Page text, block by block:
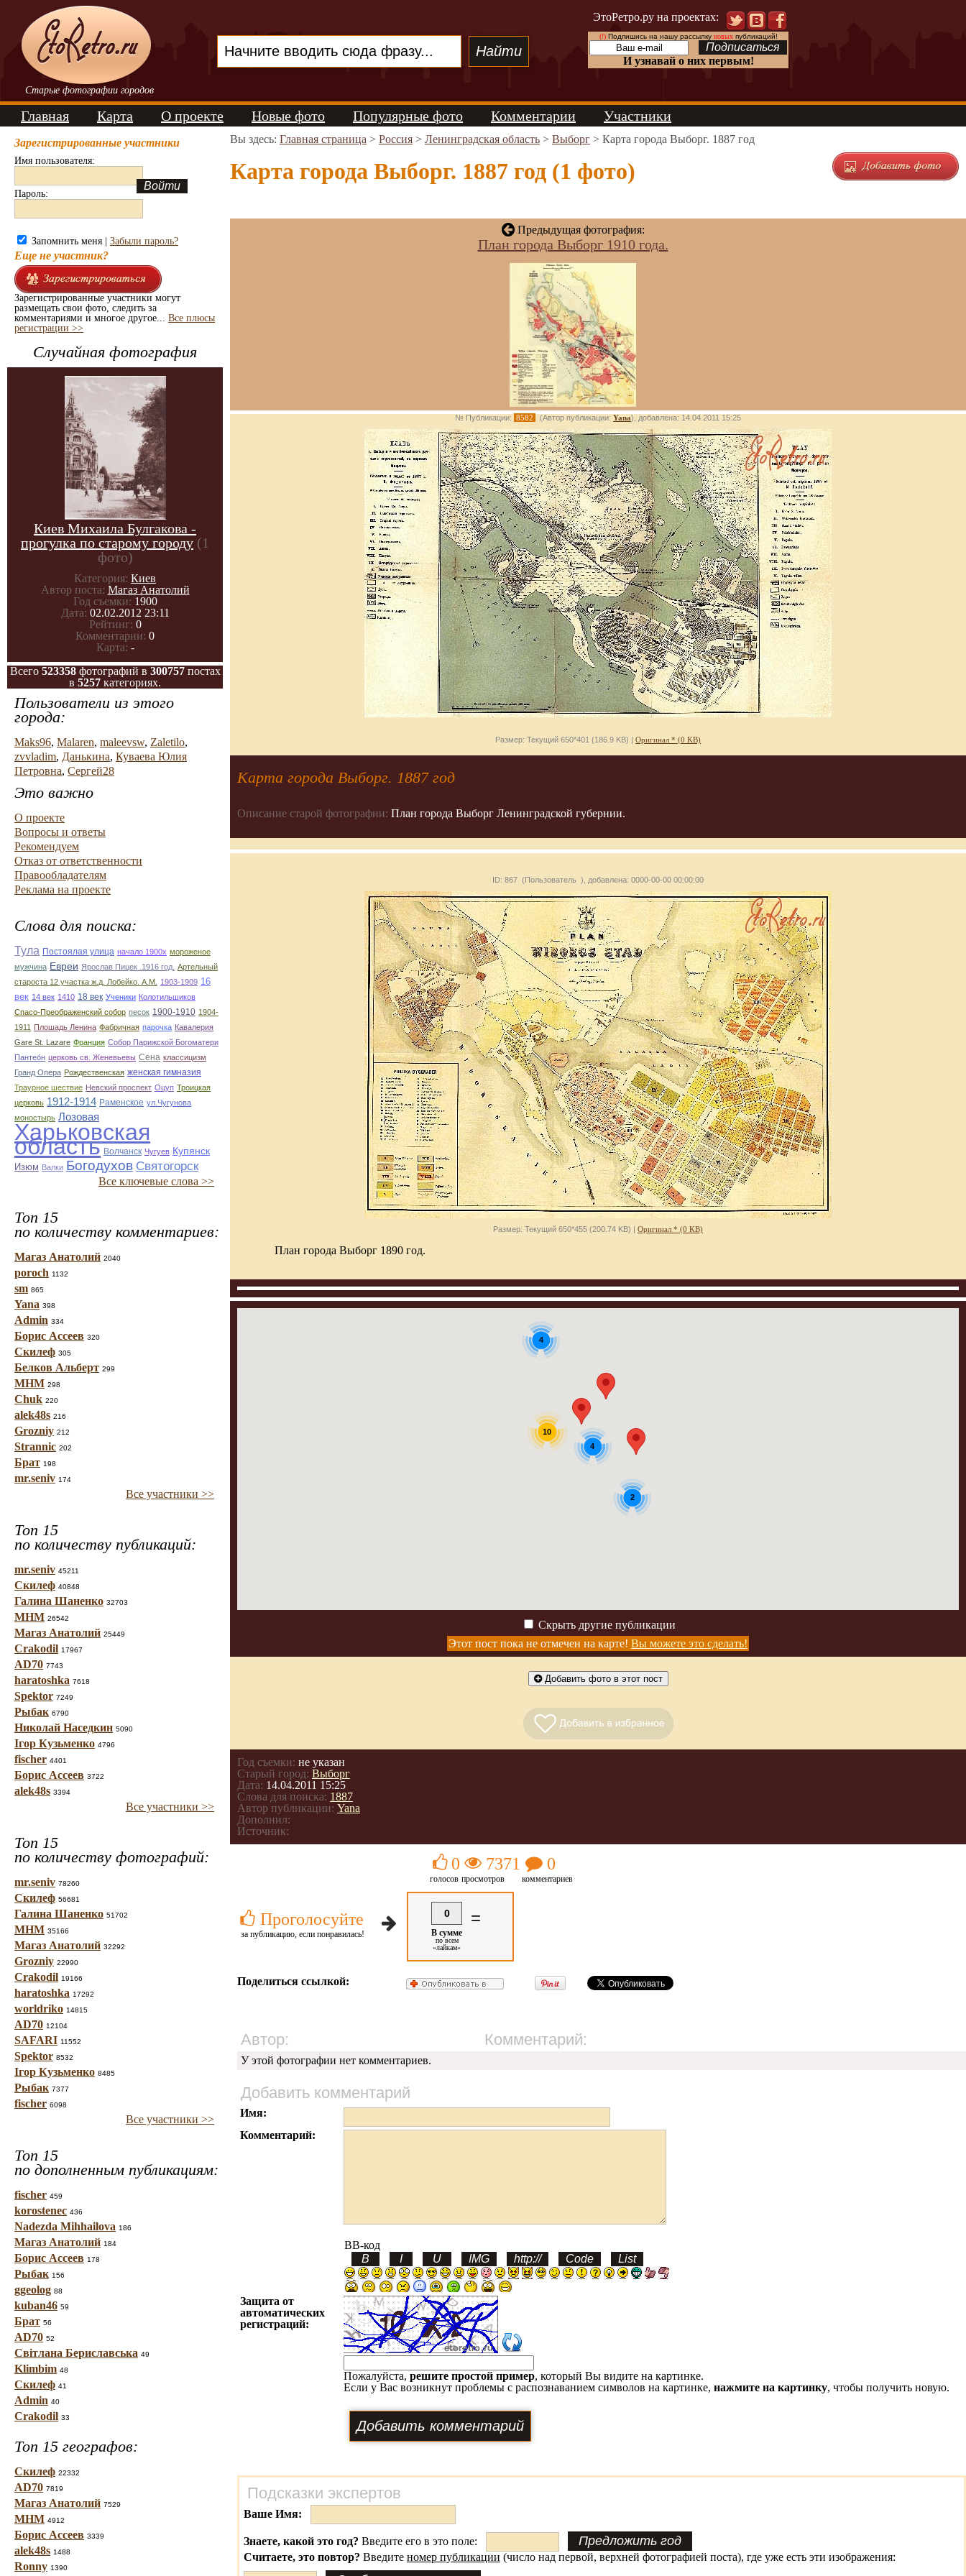
Старые фотографии городов
ЭтоРетро.ру на проектах:
(!)Подпишись на нашу рассылку новыхпубликаций!
И узнавай о них первым!
Главная Карта О проекте Новые фото Популярные фото Комментарии Участники
Зарегистрированные участники
Имя пользователя:
Пароль:
Запомнить меня | Забыли пароль?
Еще не участник?
Зарегистрированные участники могут
размещать свои фото, следить за
комментариями и многое другое... Все плюсы
регистрации >>
Случайная фотография
Киев Михаила Булгакова -
прогулка по старому городу (1
фото)
Категория: Киев
Автор поста: Магаз Анатолий
Год съемки: 1900
Дата: 02.02.2012 23:11
Рейтинг: 0
Комментарии: 0
Карта: -
Всего 523358фотографий в 300757постах
в 5257 категориях.
Пользователи из этого
города:
Maks96, Malaren, maleevsw, Zaletilo,
zvvladim, Данькина, Куваева Юлия
Петровна, Сергей28
Это важно
О проекте
Вопросы и ответы
Рекомендуем
Отказ от ответственности
Правообладателям
Реклама на проекте
Слова для поиска:
Тула Постоялая улица начало 1900х мороженое
мужчина Евреи Ярослав Пицек .1916 год. Артельный
староста 12 участка ж.д. Лобейко. А.М.
1903-1909 16
век 14 век 1410 18 век Ученики Колотильшиков
Спасо-Преображенский собор песок 1900-1910 1904-
1911 Плошадь Ленина Фабричная парочка Кавалерия
Gare St. Lazare Франция Собор Парижской Богоматери
Пантео́н церковь св. Женевьевы Сена классицизм
Гранд Опера Рождественская женская гимназия
Траурное шествие Невский проспект Оцуп Троицкая
церковь 1912-1914 Раменское ул.Чугунова
моностырь Лозовая
Харьковская
область Волчанск Чугуев Купянск
Изюм Валки Богодухов Святогорск
Все ключевые слова >>
Топ 15
по количеству комментариев:
Магаз Анатолий 2040
poroch 1132
sm 865
Yana 398
Admin 334
Борис Ассеев 320
Скилеф 305
Белков Альберт 299
МНМ 298
Chuk 220
alek48s 216
Grozniy 212
Strannic 202
Брат 198
mr.seniv 174
Все участники >>
Топ 15
по количеству публикаций:
mr.seniv 45211
Скилеф 40848
Галина Шаненко 32703
МНМ 26542
Магаз Анатолий 25449
Crakodil 17967
AD70 7743
haratoshka 7618
Spektor 7249
Рыбак 6790
Николай Наседкин 5090
Ігор Кузьменко 4796
fischer 4401
Борис Ассеев 3722
alek48s 3394
Все участники >>
Топ 15
по количеству фотографий:
mr.seniv 78260
Скилеф 56681
Галина Шаненко 51702
МНМ 35166
Магаз Анатолий 32292
Grozniy 22990
Crakodil 19166
haratoshka 17292
worldriko 14815
AD70 12104
SAFARI 11552
Spektor 8532
Ігор Кузьменко 8485
Рыбак 7377
fischer 6098
Все участники >>
Топ 15
по дополненным публикациям:
fischer 459
korostenec 436
Nadezda Mihhailova 186
Магаз Анатолий 184
Борис Ассеев 178
Рыбак 156
ggeolog 88
kuban46 59
Брат 56
AD70 52
Світлана Бериславська 49
Klimbim 48
Скилеф 41
Admin 40
Crakodil 33
Топ 15 географов:
Скилеф 22332
AD70 7819
Магаз Анатолий 7529
МНМ 4912
Борис Ассеев 3339
alek48s 1488
Ronny 1390
Вы здесь: Главная страница > Россия > Ленинградская область > Выборг > Карта города Выборг. 1887 год
Карта города Выборг. 1887 год (1 фото)
Предыдущая фотография:
План города Выборг 1910 года.
№ Публикации: 8582 (Автор публикации: Yana), добавлена: 14.04.2011 15:25
Размер: Текущий 650*401 (186.9 KB) | Оригинал * (0 KB)
Карта города Выборг. 1887 год
Описание старой фотографии: План города Выборг Ленинградской губернии.
ID: 867 (Пользователь ), добавлена: 0000-00-00 00:00:00
Размер: Текущий 650*455 (200.74 KB) | Оригинал * (0 KB)
План города Выборг 1890 год.
2
10
4
4
Скрыть другие публикации
Этот пост пока не отмечен на карте! Вы можете это сделать!
Добавить фото в этот пост
Год съемки: не указан
Старый город: Выборг
Дата: 14.04.2011 15:25
Слова для поиска: 1887
Автор публикации: Yana
Дополнил:
Источник:
Проголосуйте
за публикацию, если понравилась!
0
голосов
7371
просмотров
0
комментариев
0
В сумме
по всем
«лайкам»
=
Поделиться ссылкой:
Автор: Комментарий:
У этой фотографии нет комментариев.
Добавить комментарий
Имя:
Комментарий:
BB-код
Защита от
автоматических
регистраций:
Пожалуйста, решите простой пример, который Вы видите на картинке.
Если у Вас возникнут проблемы с распознаванием символов на картинке, нажмите на картинку, чтобы получить новую.
Подсказки экспертов
Ваше Имя:
Знаете, какой это год? Введите его в это поле:
Считаете, это повтор? Введите номер публикации (число над первой, верхней фотографией поста), где уже есть эти изображения: